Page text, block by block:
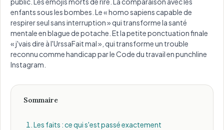
enfants sous les bombes. Le « homo sapiens capable de
respirer seul sans interruption » qui transforme la santé
mentale en blague de potache. Et la petite ponctuation finale
« j'vais dire à l'UrssaFait mal », qui transforme un trouble
reconnu comme handicap par le Code du travail en punchline
Instagram.
Sommaire
Les faits : ce qui s'est passé exactement